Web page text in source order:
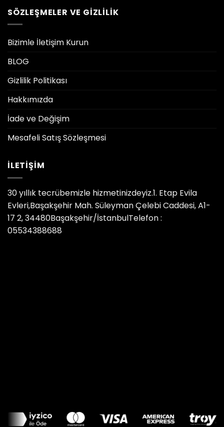
SÖZLEŞMELER VE GIZLILIK
Bizimle İletişim Kurun
BLOG
Gizlilik Politikası
Hakkımızda
İade ve Değişim
Mesafeli Satış Sözleşmesi
İLETIŞIM
30 yıllık tecrübemizle hizmetinizdeyiz.1. Etap Evila
Evleri,Başakşehir Mah. Süleyman Çelebi Caddesi, A1-
17 2, 34480Başakşehir/İstanbulTelefon :
05534388688